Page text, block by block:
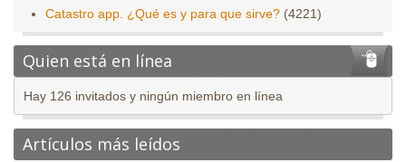
Catastro app. ¿Qué es y para que sirve? (4221)
Quien está en línea
Hay 126 invitados y ningún miembro en línea
Artículos más leídos